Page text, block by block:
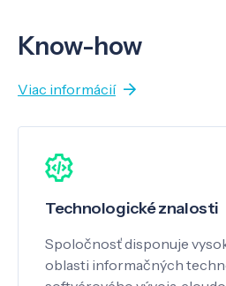
Know-how
Viac informácií
Technologické znalosti
Spoločnosť disponuje
oblasti informačných